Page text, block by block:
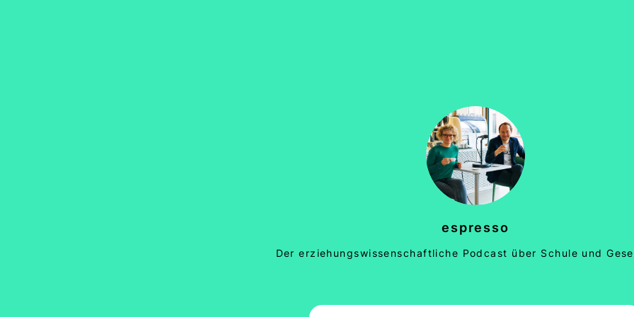
espresso
Der erziehungswissenschaftliche Podcast über Schule und